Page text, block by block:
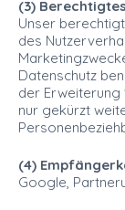
(3)
Unser
des
Datenschutz
der Erweiterung
nur gekürzt
(4)
Google,